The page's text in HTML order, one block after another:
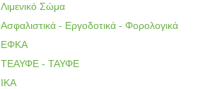
Λιμενικό Σώμα
Ασφαλιστικά - Εργοδοτικά - Φορολογικά
ΕΦΚΑ
ΤΕΑΥΦΕ - ΤΑΥΦΕ
ΙΚΑ